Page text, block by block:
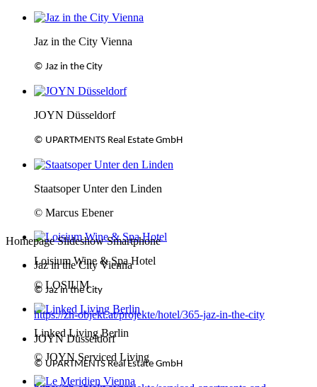
Jaz in the City Vienna
© Jaz in the City
JOYN Düsseldorf
© UPARTMENTS Real Estate GmbH
Staatsoper Unter den Linden
© Marcus Ebener
Loisium Wine & Spa Hotel
© LOSIUM
Linked Living Berlin
© JOYN Serviced Living
Homepage Slideshow Smartphone
Jaz in the City Vienna
© Jaz in the City
https://zh-objekt.at/projekte/hotel/365-jaz-in-the-city
JOYN Düsseldorf
© UPARTMENTS Real Estate GmbH